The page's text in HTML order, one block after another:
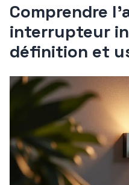
Comprendre
interrupteur
définition et